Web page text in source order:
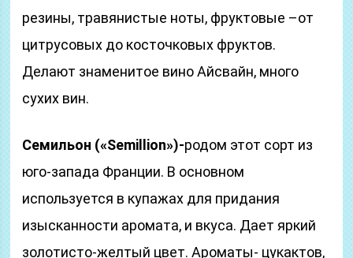
резины, травянистые ноты, фруктовые –от
цитрусовых до косточковых фруктов.
Делают знаменитое вино Айсвайн, много
сухих вин.
Семильон («Semillion»)-родом этот сорт из
юго-запада Франции. В основном
используется в купажах для придания
изысканности аромата, и вкуса. Дает яркий
золотисто-желтый цвет. Ароматы- цукактов,